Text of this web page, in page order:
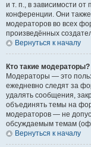
и т. п., в зависимости
конференции. Они
модераторов во всех
произведённых
Вернуться к началу
Кто такие модераторы?
Модераторы — это
ежедневно следят за
удалять сообщения,
объединять темы на
модераторов — не
обсуждаемым темам
Вернуться к началу